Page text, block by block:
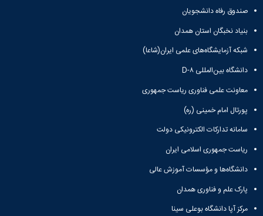
همایش‌ها
دانشگاه
نشر
کتب
مجلات
فصلنامه
معاونت
پژوهش
و
صندوق رفاه دانشجویان
بنیاد نخبگان استان همدان
شبکه آزمایشگاه‌های علمی ایران(شاعا)
دانشگاه بین‌المللی D-۸
معاونت علمی فناوری ریاست جمهوری
پورتال امام خمینی (ره)
سامانه تدارکات الکترونیکی دولت
ریاست جمهوری اسلامی ایران
دانشگاه‌ها و مؤسسات آموزش عالی
پارک علم و فناوری همدان
مرکز آپا دانشگاه بوعلی سینا